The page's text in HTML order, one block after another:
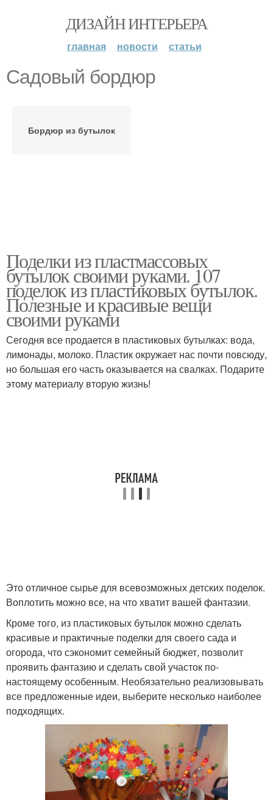
ДИЗАЙН ИНТЕРЬЕРА
главная новости статьи
Садовый бордюр
Бордюр из бутылок
Поделки из пластмассовых
бутылок своими руками. 107
поделок из пластиковых бутылок.
Полезные и красивые вещи
своими руками
Сегодня все продается в пластиковых бутылках: вода,
лимонады, молоко. Пластик окружает нас почти повсюду,
но большая его часть оказывается на свалках. Подарите
этому материалу вторую жизнь!
Это отличное сырье для всевозможных детских поделок.
Воплотить можно все, на что хватит вашей фантазии.
Кроме того, из пластиковых бутылок можно сделать
красивые и практичные поделки для своего сада и
огорода, что сэкономит семейный бюджет, позволит
проявить фантазию и сделать свой участок по-
настоящему особенным. Необязательно реализовывать
все предложенные идеи, выберите несколько наиболее
подходящих.